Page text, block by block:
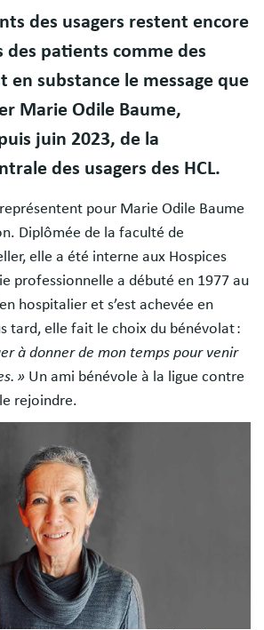
des usagers restent encore
patients comme des
en substance le message que
Marie Odile Baume,
juin 2023, de la
des usagers des HCL.
pour Marie Odile Baume
Diplômée de la faculté de
elle a été interne aux Hospices
professionnelle a débuté en 1977 au
hospitalier et s’est achevée en
tard, elle fait le choix du bénévolat :
à donner de mon temps pour venir
» Un ami bénévole à la ligue contre
rejoindre.